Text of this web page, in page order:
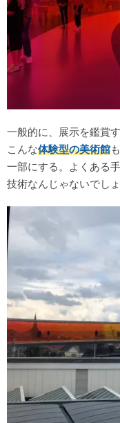
一般的に、展示を鑑賞
こんな体験型の美術館
一部にする。よくある
技術なんじゃないでしょ